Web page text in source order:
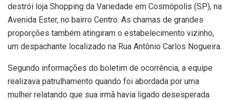
destrói loja Shopping da Variedade em Cosmópolis (SP), na
Avenida Ester, no bairro Centro. As chamas de grandes
proporções também atingiram o estabelecimento vizinho,
um despachante localizado na Rua Antônio Carlos Nogueira.
Segundo informações do boletim de ocorrência, a equipe
realizava patrulhamento quando foi abordada por uma
mulher relatando que sua irmã havia ligado desesperada